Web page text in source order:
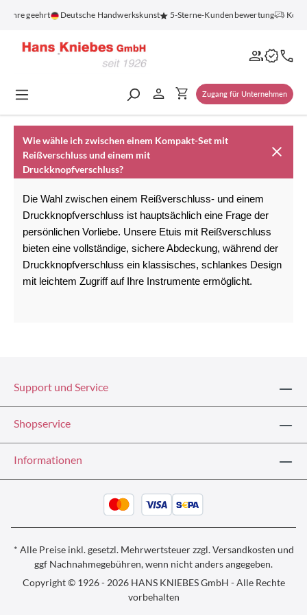
springen
geehrt Deutsche Handwerkskunst 5-Sterne-Kundenbewertung
Zugang für Unternehmen
Wie wähle ich zwischen einem Kompakt-Set mit
Reißverschluss und einem mit
Druckknopfverschluss?
Die Wahl zwischen einem Reißverschluss- und einem
Druckknopfverschluss ist hauptsächlich eine Frage der
persönlichen Vorliebe. Unsere Etuis mit Reißverschluss
bieten eine vollständige, sichere Abdeckung, während der
Druckknopfverschluss ein klassisches, schlankes Design
mit leichtem Zugriff auf Ihre Instrumente ermöglicht.
Support und Service
Shopservice
Informationen
* Alle Preise inkl. gesetzl. Mehrwertsteuer zzgl.Versandkosten und
ggf Nachnahmegebühren, wenn nicht anders angegeben.
Copyright © 1926 - 2026 HANS KNIEBES GmbH - Alle Rechte
vorbehalten